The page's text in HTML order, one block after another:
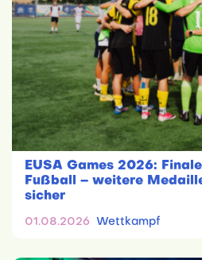
EUSA Games 2026:
Fußball – weitere
sicher
01.08.2026 Wettkampf